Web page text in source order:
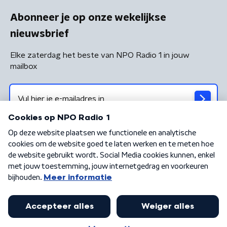
Abonneer je op onze wekelijkse
nieuwsbrief
Elke zaterdag het beste van NPO Radio 1 in jouw
mailbox
Algemene voorwaarden